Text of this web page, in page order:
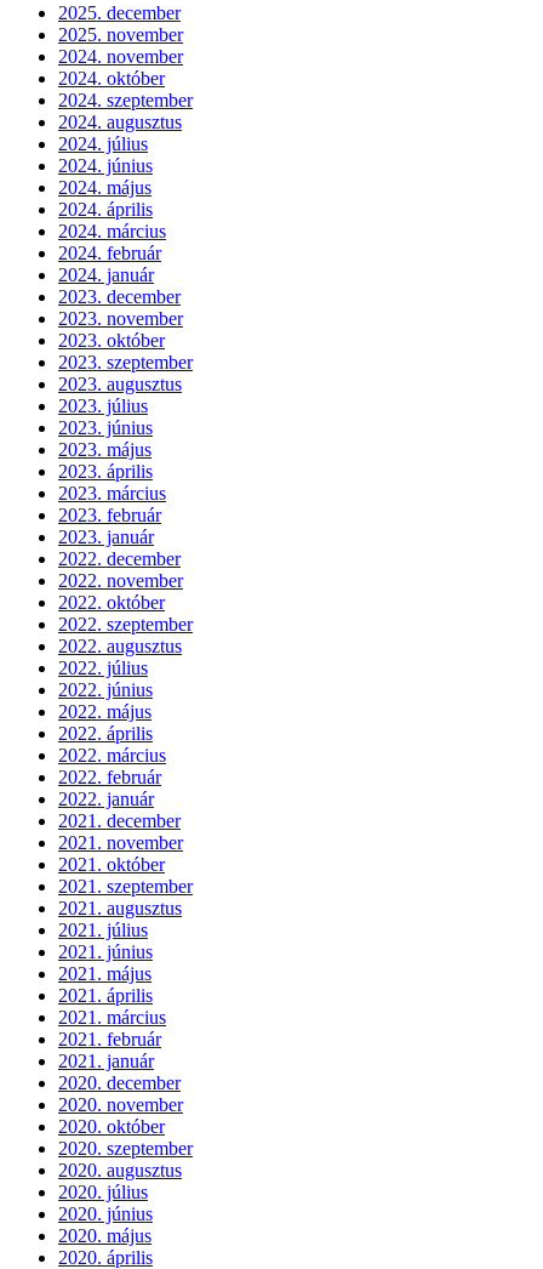
2025. december
2025. november
2024. november
2024. október
2024. szeptember
2024. augusztus
2024. július
2024. június
2024. május
2024. április
2024. március
2024. február
2024. január
2023. december
2023. november
2023. október
2023. szeptember
2023. augusztus
2023. július
2023. június
2023. május
2023. április
2023. március
2023. február
2023. január
2022. december
2022. november
2022. október
2022. szeptember
2022. augusztus
2022. július
2022. június
2022. május
2022. április
2022. március
2022. február
2022. január
2021. december
2021. november
2021. október
2021. szeptember
2021. augusztus
2021. július
2021. június
2021. május
2021. április
2021. március
2021. február
2021. január
2020. december
2020. november
2020. október
2020. szeptember
2020. augusztus
2020. július
2020. június
2020. május
2020. április